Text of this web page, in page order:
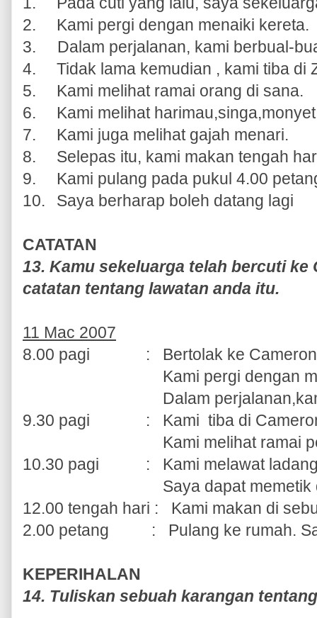
2.
Kami pergi dengan menaiki kereta.
3. Dalam perjalanan, kami berbual-
4.
Tidak lama kemudian , kami tiba di
5.
Kami melihat ramai orang di sana.
6.
Kami melihat
7.
Kami juga melihat gajah menari.
8.
Selepas itu, kami makan tengah
9.
Kami pulang pada pukul 4.00
10.
Saya berharap boleh datang lagi
CATATAN
13. Kamu sekeluarga telah bercuti
catatan tentang lawatan anda itu.
11 Mac 2007
8.00 pagi
: Bertolak ke Cameron
Kami pergi dengan
Dalam
9.30 pagi
: Kami tiba di
Kami melihat ramai
10.30 pagi
: Kami melawat
Saya dapat memetik
12.00 tengah hari : Kami makan
2.00 petang : Pulang ke rumah.
KEPERIHALAN
14. Tuliskan sebuah karangan